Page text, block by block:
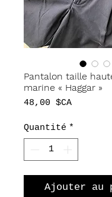
Pantalon taille
marine « Haggar »
48,00 $CAPrix
Quantité *
Ajouter au